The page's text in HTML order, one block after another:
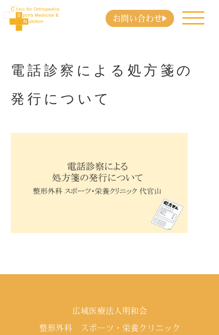
お問い合わせ
電話診察による処方箋の
発行について
広域医療法人明和会
整形外科 スポーツ・栄養クリニック